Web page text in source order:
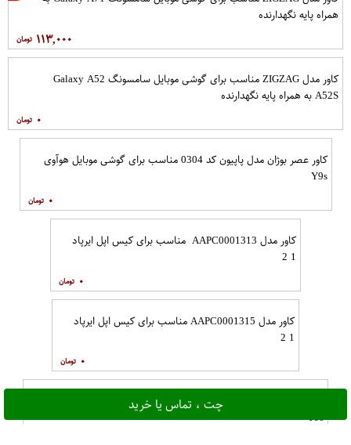
چت ، تماس یا خرید
همراه پایه نگهدارنده
۱۱۳,۰۰۰
کاور مدل ZIGZAG مناسب برای گوشی موبایل سامسونگ Galaxy A52
A52S به همراه پایه نگهدارنده
۰
کاور عصر بوژان مدل پاپیون کد 0304 مناسب برای گوشی موبایل هوآوی
Y9s
۰
کاور مدل AAPC0001313 مناسب برای کیس اپل ایرپاد
1 2
۰
کاور مدل AAPC0001315 مناسب برای کیس اپل ایرپاد
1 2
۰
کاور عصر بوژان مدل پاندا کد 0305 مناسب برای گوشی موبایل هوآوی
Y9s